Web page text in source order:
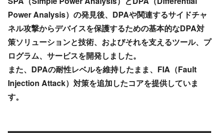
Power Analysis）の発見後、DPAや関連するサイドチャ
ネル攻撃からデバイスを保護するための基本的なDPA対
策ソリューションと技術、およびそれを支えるツール、プ
ログラム、サービスを開発しました。
また、DPAの耐性レベルを維持したまま、FIA（Fault
Injection Attack）対策を追加したコアを提供していま
す。